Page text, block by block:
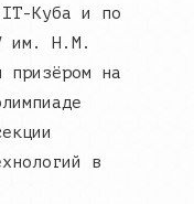
IT-Куба и по
им. Н.М.
призёром на
в